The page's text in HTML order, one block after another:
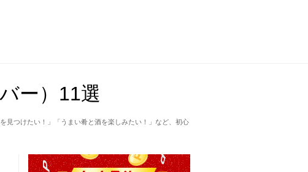
ー）11選
見つけたい！」「うまい肴と酒を楽しみたい！」など、初心